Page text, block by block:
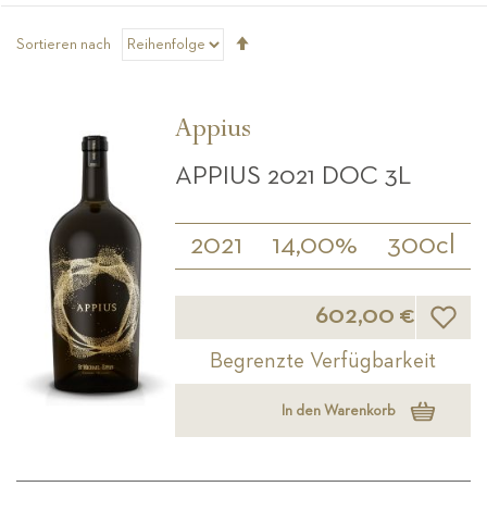
Sortieren nach
Appius
APPIUS 2021 DOC 3L
2021 14,00% 300cl
602,00 €
Begrenzte Verfügbarkeit
In den Warenkorb